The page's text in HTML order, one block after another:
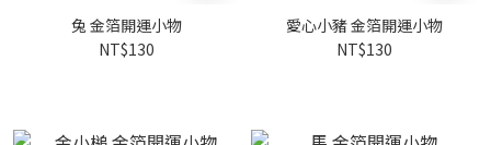
兔 金箔開運小物
NT$130
愛心小豬 金箔開運小物
NT$130